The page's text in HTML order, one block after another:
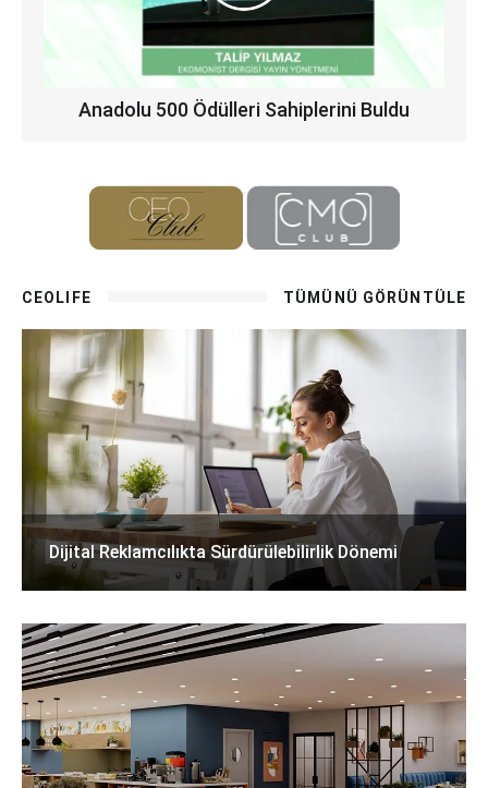
Anadolu 500 Ödülleri Sahiplerini Buldu
CEOLIFE TÜMÜNÜ GÖRÜNTÜLE
Dijital Reklamcılıkta Sürdürülebilirlik Dönemi